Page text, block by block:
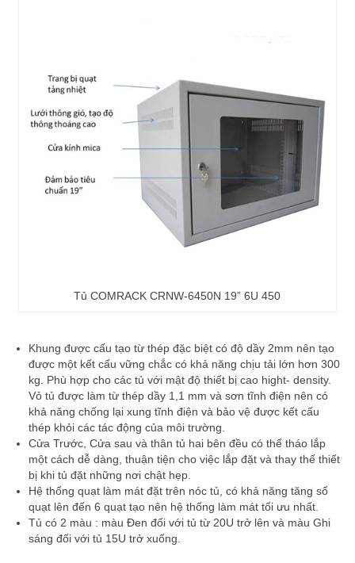
Tủ COMRACK CRNW-6450N 19” 6U 450
Khung được cấu tạo từ thép đặc biệt có độ dầy 2mm nên tạo
được một kết cấu vững chắc có khả năng chịu tải lớn hơn 300
kg. Phù hợp cho các tủ với mật độ thiết bị cao hight- density.
Vỏ tủ được làm từ thép dầy 1,1 mm và sơn tĩnh điện nên có
khả năng chống lại xung tĩnh điện và bảo vệ được kết cấu
thép khỏi các tác động của môi trường.
Cửa Trước, Cửa sau và thân tủ hai bên đều có thể tháo lắp
một cách dễ dàng, thuận tiện cho việc lắp đặt và thay thế thiết
bị khi tủ đặt những nơi chật hẹp.
Hệ thống quạt làm mát đặt trên nóc tủ, có khả năng tăng số
quạt lên đến 6 quạt tạo nên hệ thống làm mát tối ưu nhất.
Tủ có 2 màu : màu Đen đối với tủ từ 20U trở lên và màu Ghi
sáng đối với tủ 15U trở xuống.